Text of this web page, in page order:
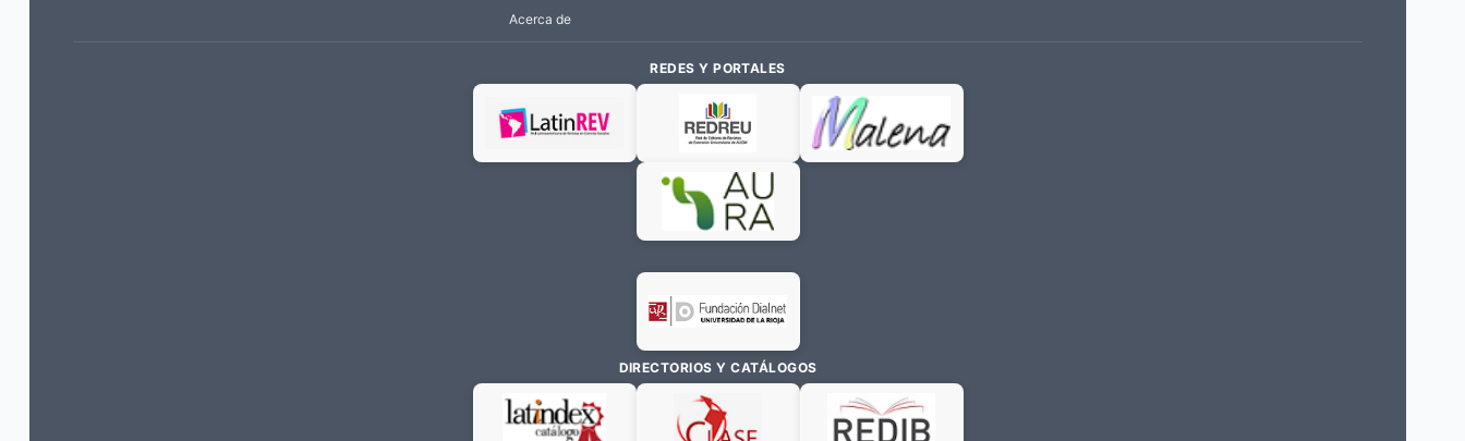
Acerca de
REDES Y PORTALES
DIRECTORIOS Y CATÁLOGOS